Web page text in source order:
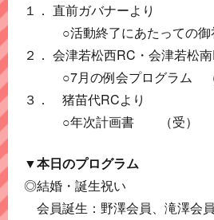
１． 直前ガバナーより
○活動終了にあたっての
２． 会津若松西RC・会津若松
○7月の例会プログラム （
３． 猪苗代RCより
○年次計画書 （受）
▼本日のプログラム
◎結婚・誕生祝い
会員誕生：野澤会員、滝澤会